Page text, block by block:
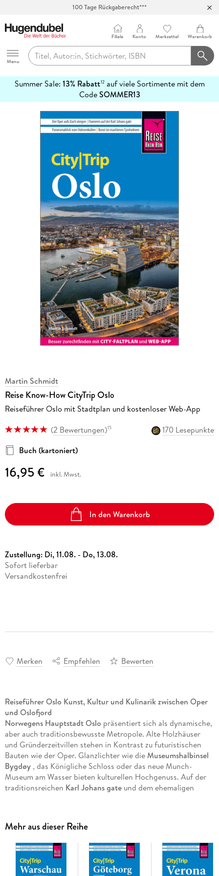
100 Tage Rückgaberecht***
Hugendubel
Menu
Filiale Konto Merkzettel Warenkorb
Summer Sale: 13% Rabatt12auf viele Sortimente mit dem
CodeSOMMER13
erfahren
Martin Schmidt
Reise Know-How CityTrip Oslo
Reiseführer Oslo mit Stadtplan und kostenloser Web-App
(2 Bewertungen)15
170 Lesepunkte
Buch (kartoniert)
16,95 € inkl. Mwst.
In den Warenkorb
Zustellung: Di, 11.08. - Do, 13.08.
Sofort lieferbar
Versandkostenfrei
Merken Empfehlen Bewerten
Reiseführer Oslo Kunst, Kultur und Kulinarik zwischen Oper
und Oslofjord
Norwegens Hauptstadt Oslo präsentiert sich als dynamische,
aber auch traditionsbewusste Metropole. Alte Holzhäuser
und Gründerzeitvillen stehen in Kontrast zu futuristischen
Bauten wie der Oper. Glanzlichter wie die Museumshalbinsel
Bygdøy, das Königliche Schloss oder das neue Munch-
Museum am Wasser bieten kulturellen Hochgenuss. Auf der
traditionsreichen Karl Johans gateund dem ehemaligen
Ausflüge, z. B. zur Holmenkollen-Skisprungschanze oder auf
eine der schönen Inseln des Oslofjords, runden den Besuch
Dieser aktuelle Oslo Reiseführer ist der ideale Begleiter, um
Mehr aus dieser Reihe